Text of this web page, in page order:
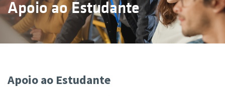
Apoio ao Estudante
Apoio ao Estudante